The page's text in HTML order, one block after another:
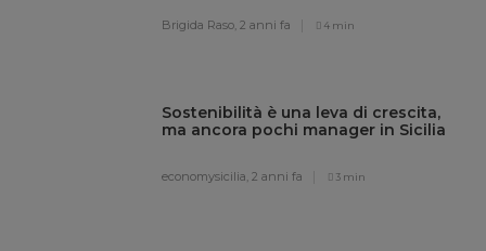
Brigida Raso,2 anni fa 4 min
Sostenibilità è una leva di crescita,
ma ancora pochi manager in Sicilia
economysicilia,2 anni fa 3 min